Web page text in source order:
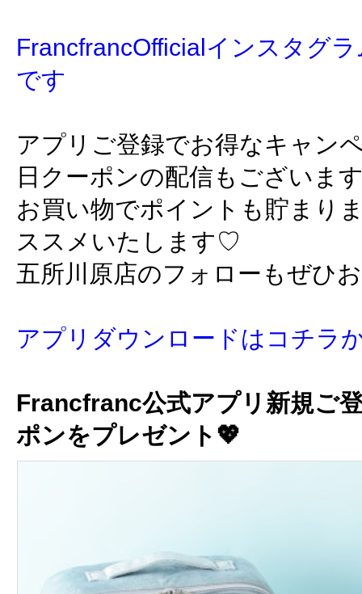
FrancfrancOfficialインスタグ
です
アプリご登録でお得なキャン
日クーポンの配信もございま
お買い物でポイントも貯まり
ススメいたします♡
五所川原店のフォローもぜひ
アプリダウンロードはコチラ
Francfranc公式アプリ新規ご
ポンをプレゼント💖